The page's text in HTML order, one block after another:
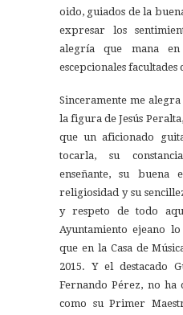
oido, guiados de la
expresar los
alegría que mana
escepcionales facultades
Sinceramente me
la figura de Jesús
que un aficionado
tocarla, su
enseñante, su buena
religiosidad y su
y respeto de todo
Ayuntamiento ejeano
que en la Casa de
2015. Y el destacado
Fernando Pérez, no ha
como su Primer